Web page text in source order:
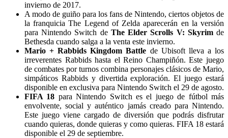
invierno de 2017.
A modo de guiño para los fans de Nintendo, ciertos objetos de
la franquicia The Legend of Zelda aparecerán en la versión
para Nintendo Switch de The Elder Scrolls V: Skyrimde
Bethesda cuando salga a la venta este invierno.
Mario + Rabbids Kingdom Battle de Ubisoft lleva a los
irreverentes Rabbids hasta el Reino Champiñón. Este juego
de combates por turnos combina personajes clásicos de Mario,
simpáticos Rabbids y divertida exploración. El juego estará
disponible en exclusiva para Nintendo Switch el 29 de agosto.
FIFA 18 para Nintendo Switch es el juego de fútbol más
envolvente, social y auténtico jamás creado para Nintendo.
Este juego viene cargado de diversión que podrás disfrutar
cuando quieras, donde quieras y como quieras. FIFA 18 estará
disponible el 29 de septiembre.